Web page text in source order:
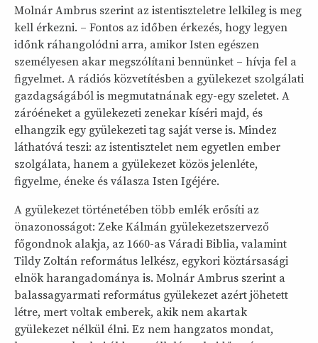
Molnár Ambrus szerint az istentiszteletre lelkileg is meg
kell érkezni. – Fontos az időben érkezés, hogy legyen
időnk ráhangolódni arra, amikor Isten egészen
személyesen akar megszólítani bennünket – hívja fel a
figyelmet. A rádiós közvetítésben a gyülekezet szolgálati
gazdagságából is megmutatnának egy-egy szeletet. A
záróéneket a gyülekezeti zenekar kíséri majd, és
elhangzik egy gyülekezeti tag saját verse is. Mindez
láthatóvá teszi: az istentisztelet nem egyetlen ember
szolgálata, hanem a gyülekezet közös jelenléte,
figyelme, éneke és válasza Isten Igéjére.
A gyülekezet történetében több emlék erősíti az
önazonosságot: Zeke Kálmán gyülekezetszervező
főgondnok alakja, az 1660-as Váradi Biblia, valamint
Tildy Zoltán református lelkész, egykori köztársasági
elnök harangadománya is. Molnár Ambrus szerint a
balassagyarmati református gyülekezet azért jöhetett
létre, mert voltak emberek, akik nem akartak
gyülekezet nélkül élni. Ez nem hangzatos mondat,